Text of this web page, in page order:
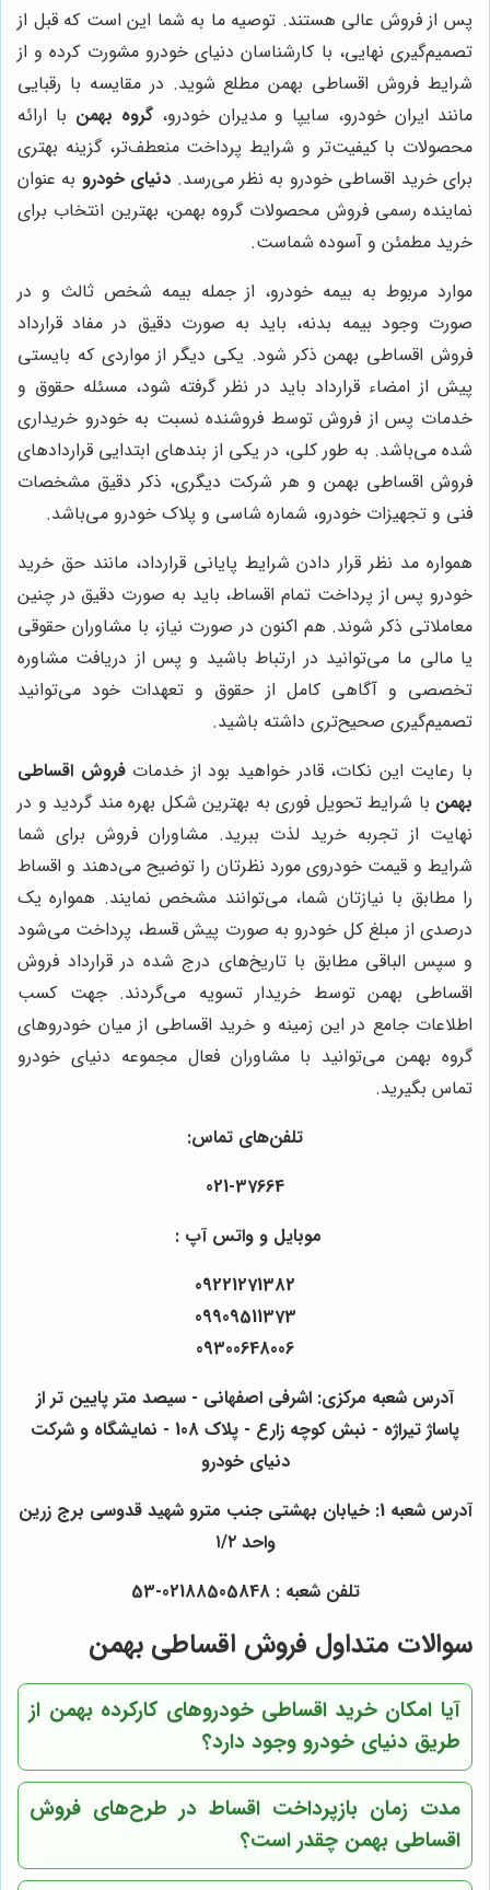
پس از فروش عالی هستند. توصیه ما به شما این است که قبل از
تصمیم‌گیری نهایی، با کارشناسان دنیای خودرو مشورت کرده و از
شرایط فروش اقساطی بهمن مطلع شوید. در مقایسه با رقبایی
مانند ایران خودرو، سایپا و مدیران خودرو،گروه بهمن با ارائه
محصولات با کیفیت‌تر و شرایط پرداخت منعطف‌تر، گزینه بهتری
برای خرید اقساطی خودرو به نظر می‌رسد. دنیای خودرو به عنوان
نماینده رسمی فروش محصولات گروه بهمن، بهترین انتخاب برای
خرید مطمئن و آسوده شماست.
موارد مربوط به بیمه خودرو، از جمله بیمه شخص ثالث و در
صورت وجود بیمه بدنه، باید به صورت دقیق در مفاد قرارداد
فروش اقساطی بهمن ذکر شود. یکی دیگر از مواردی که بایستی
پیش از امضاء قرارداد باید در نظر گرفته شود، مسئله حقوق و
خدمات پس از فروش توسط فروشنده نسبت به خودرو خریداری
شده می‌باشد. به طور کلی، در یکی از بندهای ابتدایی قراردادهای
فروش اقساطی بهمن و هر شرکت دیگری، ذکر دقیق مشخصات
فنی و تجهیزات خودرو، شماره شاسی و پلاک خودرو می‌باشد.
همواره مد نظر قرار دادن شرایط پایانی قرارداد، مانند حق خرید
خودرو پس از پرداخت تمام اقساط، باید به صورت دقیق در چنین
معاملاتی ذکر شوند. هم اکنون در صورت نیاز، با مشاوران حقوقی
یا مالی ما می‌توانید در ارتباط باشید و پس از دریافت مشاوره
تخصصی و آگاهی کامل از حقوق و تعهدات خود می‌توانید
تصمیم‌گیری صحیح‌تری داشته باشید.
با رعایت این نکات، قادر خواهید بود از خدماتفروش اقساطی
بهمن با شرایط تحویل فوری به بهترین شکل بهره مند گردید و در
نهایت از تجربه خرید لذت ببرید. مشاوران فروش برای شما
شرایط و قیمت خودروی مورد نظرتان را توضیح می‌دهند و اقساط
را مطابق با نیازتان شما، می‌توانند مشخص نمایند. همواره یک
درصدی از مبلغ کل خودرو به صورت پیش قسط، پرداخت می‌شود
و سپس الباقی مطابق با تاریخ‌های درج شده در قرارداد فروش
اقساطی بهمن توسط خریدار تسویه می‌گردند. جهت کسب
اطلاعات جامع در این زمینه و خرید اقساطی از میان خودروهای
گروه بهمن می‌توانید با مشاوران فعال مجموعه دنیای خودرو
تماس بگیرید.
تلفن‌های تماس:
021-37664
موبایل و واتس آپ :
09221271382
09909511373
09300648006
آدرس شعبه مرکزی: اشرفی اصفهانی - سیصد متر پایین تر از
پاساژ تیراژه - نبش کوچه زارع - پلاک 108 - نمایشگاه و شرکت
دنیای خودرو
آدرس شعبه 1: خیابان بهشتی جنب مترو شهید قدوسی برج زرین
واحد ۱/۲
تلفن شعبه : 02188505848-53
سوالات متداول فروش اقساطی بهمن
آیا امکان خرید اقساطی خودروهای کارکرده بهمن از
طریق دنیای خودرو وجود دارد؟
مدت زمان بازپرداخت اقساط در طرح‌های فروش
اقساطی بهمن چقدر است؟